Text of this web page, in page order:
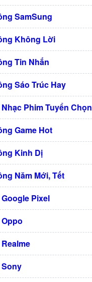
SamSung
Không Lời
Tin Nhắn
Sáo Trúc Hay
Phim Tuyển Chọn
Game Hot
Kinh Dị
Năm Mới, Tết
Pixel